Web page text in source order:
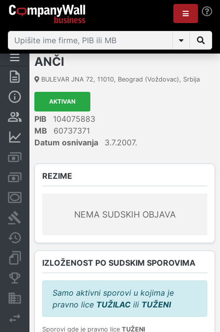
Rezime
Vlasnička struktura
Računi i blokade
Sudski sporovi
Dokumenti i objave
Nekretnine i imovina
Izvoz
ANČI
BULEVAR JNA 72, 11010, Beograd (Voždovac), Srbija
AKTIVAN
PIB
104075883
MB
60737371
Datum osnivanja
3.7.2007.
REZIME
NEMA SUDSKIH OBJAVA
IZLOŽENOST PO SUDSKIM SPOROVIMA
Samo aktivni sporovi u kojima je
pravno lice TUŽILAC ili TUŽENI
Sporovi gde je pravno lice TUŽENI